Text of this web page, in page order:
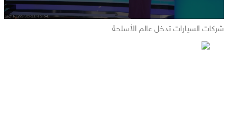
شركات السيارات تدخل عالم الأسلحة